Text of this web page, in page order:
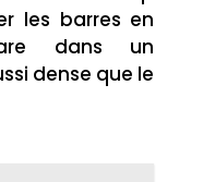
les barres en
dans un
dense que le